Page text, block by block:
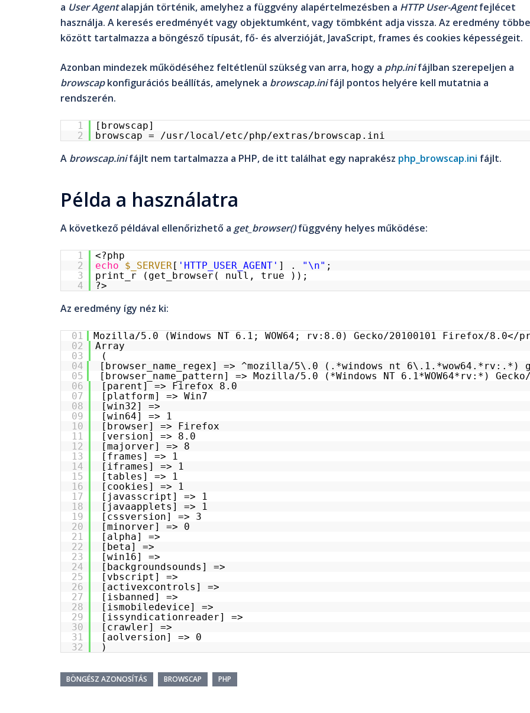
a User Agentalapján történik, amelyhez a függvény alapértelmezésben a HTTP User-Agentfejlécet
használja. A keresés eredményét vagy objektumként, vagy tömbként adja vissza. Az eredmény
között tartalmazza a böngésző típusát, fő- és alverzióját, JavaScript, frames és cookies képességeit.
Azonban mindezek működéséhez feltétlenül szükség van arra, hogy a php.inifájlban szerepeljen a
browscapkonfigurációs beállítás, amelynek a browscap.inifájl pontos helyére kell mutatnia a
rendszerén.
1
[browscap]
2
browscap = /usr/local/etc/php/extras/browscap.ini
A browscap.inifájlt nem tartalmazza a PHP, de itt találhat egy naprakész php_browscap.ini fájlt.
Példa a használatra
A következő példával ellenőrizhető a get_browser()függvény helyes működése:
1
<?php
2
echo $_SERVER [ 'HTTP_USER_AGENT' ] . "\n" ;
3
print_r (get_browser( null, true ));
4
?>
Az eredmény így néz ki:
01
Mozilla/5.0 (Windows NT 6.1; WOW64; rv:8.0) Gecko/20100101 Firefox/8.0</
02
Array
03
(
04
[browser_name_regex] => ^mozilla/5\.0 (.*windows nt
05
[browser_name_pattern] => Mozilla/5.0 (*Windows NT 6.1*WOW64*rv:*)
06
[parent] => Firefox 8.0
07
[platform] => Win7
08
[win32] =>
09
[win64] => 1
10
[browser] => Firefox
11
[version] => 8.0
12
[majorver] => 8
13
[frames] => 1
14
[iframes] => 1
15
[tables] => 1
16
[cookies] => 1
17
[javasscript] => 1
18
[javaapplets] => 1
19
[cssversion] => 3
20
[minorver] => 0
21
[alpha] =>
22
[beta] =>
23
[win16] =>
24
[backgroundsounds] =>
25
[vbscript] =>
26
[activexcontrols] =>
27
[isbanned] =>
28
[ismobiledevice] =>
29
[issyndicationreader] =>
30
[crawler] =>
31
[aolversion] => 0
32
)
BÖNGÉSZ AZONOSÍTÁS BROWSCAP PHP